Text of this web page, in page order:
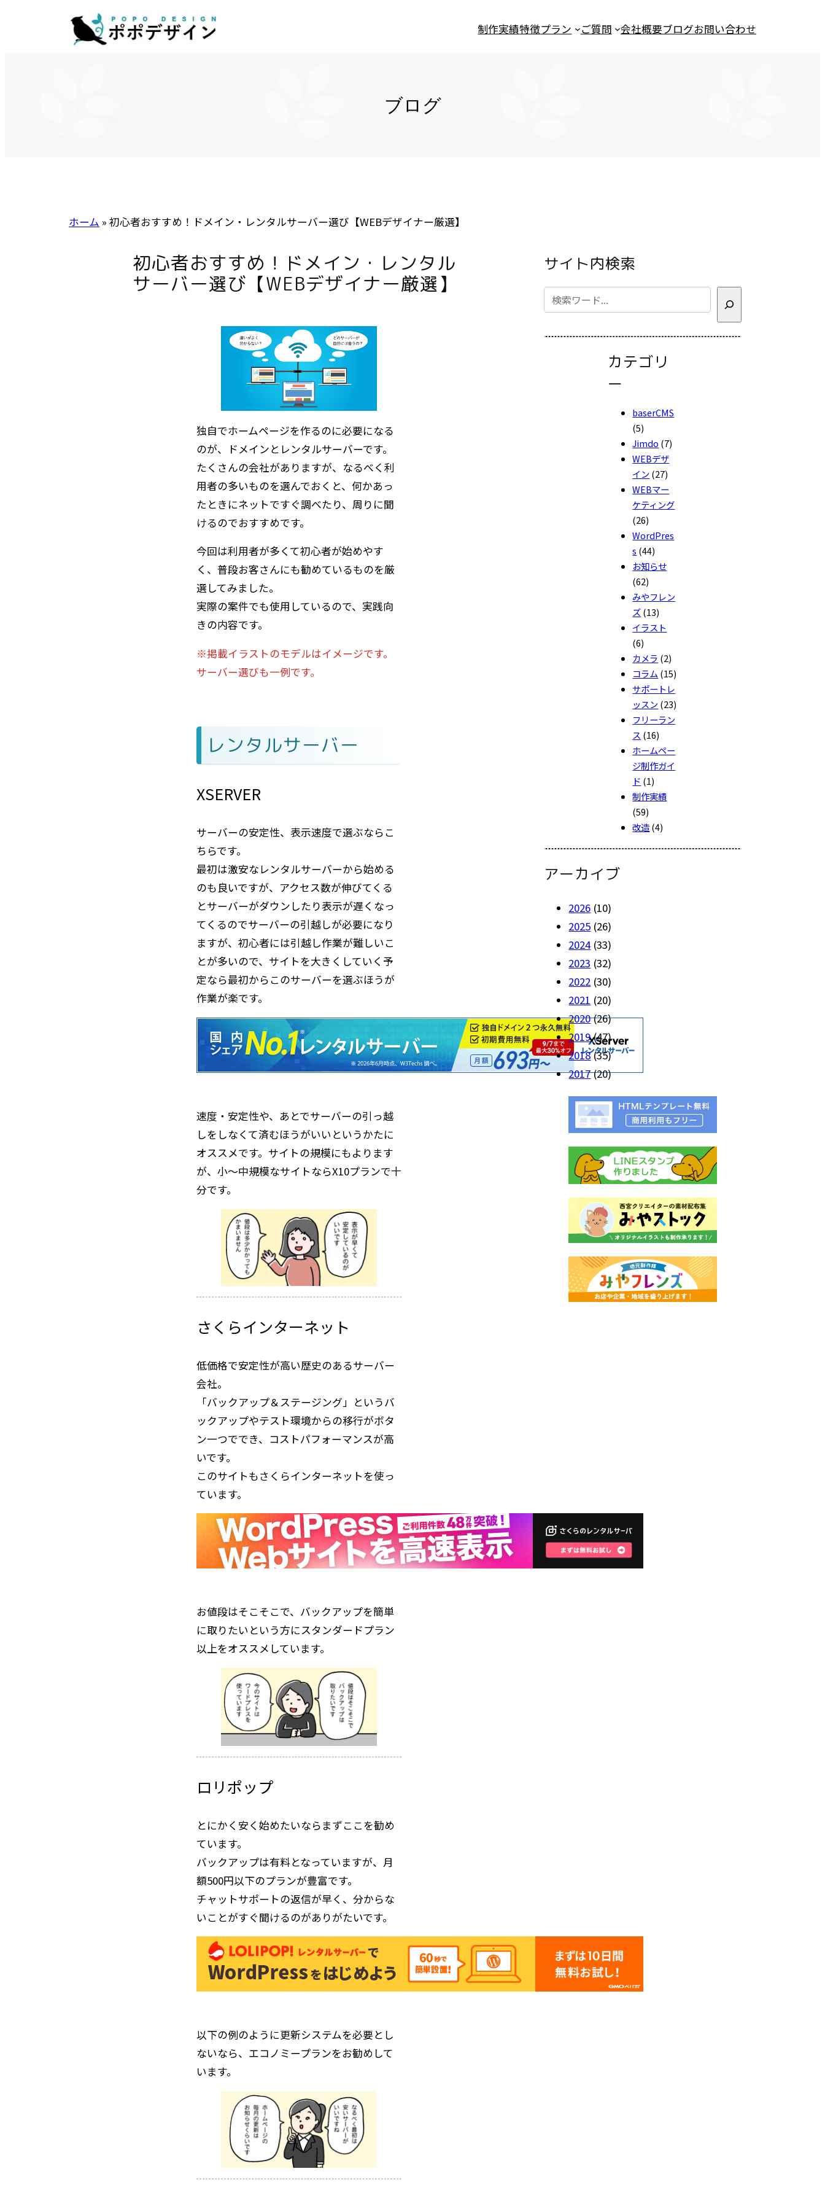
制作実績特徴プラン ご質問 会社概要ブログお問い合わせ
ブログ
ホーム » 初心者おすすめ！ドメイン・レンタルサーバー選び【WEBデザイナー厳選】
初心者おすすめ！ドメイン・レンタル
サーバー選び【WEBデザイナー厳選】
独自でホームページを作るのに必要になる
のが、ドメインとレンタルサーバーです。
たくさんの会社がありますが、なるべく利
用者の多いものを選んでおくと、何かあっ
たときにネットですぐ調べたり、周りに聞
けるのでおすすめです。
今回は利用者が多くて初心者が始めやす
く、普段お客さんにも勧めているものを厳
選してみました。
実際の案件でも使用しているので、実践向
きの内容です。
※掲載イラストのモデルはイメージです。
サーバー選びも一例です。
レンタルサーバー
XSERVER
サーバーの安定性、表示速度で選ぶならこ
ちらです。
最初は激安なレンタルサーバーから始める
のも良いですが、アクセス数が伸びてくる
とサーバーがダウンしたり表示が遅くなっ
てくるのでサーバーの引越しが必要になり
ますが、初心者には引越し作業が難しいこ
とが多いので、サイトを大きくしていく予
定なら最初からこのサーバーを選ぶほうが
作業が楽です。
速度・安定性や、あとでサーバーの引っ越
しをしなくて済むほうがいいというかたに
オススメです。サイトの規模にもよります
が、小〜中規模なサイトならX10プランで十
分です。
さくらインターネット
低価格で安定性が高い歴史のあるサーバー
会社。
「バックアップ＆ステージング」というバ
ックアップやテスト環境からの移行がボタ
ン一つででき、コストパフォーマンスが高
いです。
このサイトもさくらインターネットを使っ
ています。
お値段はそこそこで、バックアップを簡単
に取りたいという方にスタンダードプラン
以上をオススメしています。
ロリポップ
とにかく安く始めたいならまずここを勧め
ています。
バックアップは有料となっていますが、月
額500円以下のプランが豊富です。
チャットサポートの返信が早く、分からな
いことがすぐ聞けるのがありがたいです。
以下の例のように更新システムを必要とし
ないなら、エコノミープランをお勧めして
います。
サイト内検索
検
索
カテゴリ
ー
baserCMS
(5)
Jimdo (7)
WEBデザ
イン (27)
WEBマー
ケティング
(26)
WordPres
s (44)
お知らせ
(62)
みやフレン
ズ(13)
イラスト
(6)
カメラ (2)
コラム (15)
サポートレ
ッスン (23)
フリーラン
ス (16)
ホームペー
ジ制作ガイ
ド (1)
制作実績
(59)
改造(4)
アーカイブ
2026 (10)
2025 (26)
2024(33)
2023 (32)
2022 (30)
2021 (20)
2020(26)
2019(47)
2018(35)
2017(20)